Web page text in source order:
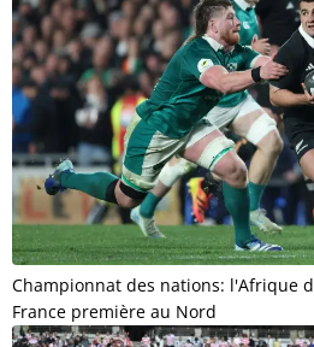
Championnat des nations: l'Afrique
France première au Nord